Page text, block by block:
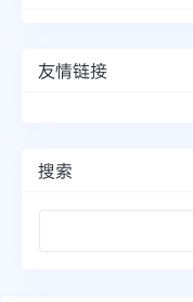
友情链接
搜索